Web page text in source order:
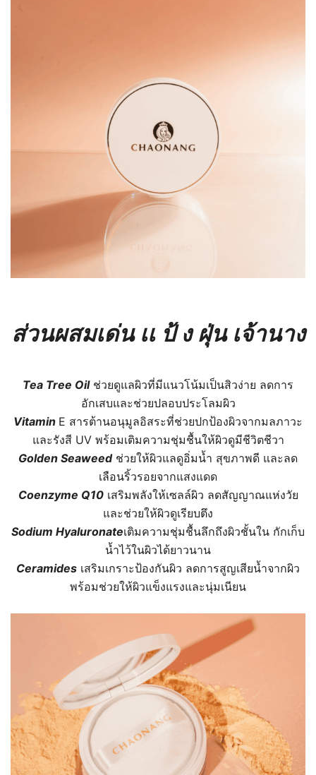
ส่วนผสมเด่น เเ ป้ ง ฝุ่น เจ้านาง
Tea Tree Oilช่วยดูแลผิวที่มีแนวโน้มเป็นสิวง่าย ลดการ
อักเสบและช่วยปลอบประโลมผิว
Vitamin E สารต้านอนุมูลอิสระที่ช่วยปกป้องผิวจากมลภาวะ
และรังสี UV พร้อมเติมความชุ่มชื้นให้ผิวดูมีชีวิตชีวา
Golden Seaweedช่วยให้ผิวแลดูอิ่มน้ำ สุขภาพดี และลด
เลือนริ้วรอยจากแสงแดด
Coenzyme Q10เสริมพลังให้เซลล์ผิว ลดสัญญาณแห่งวัย
และช่วยให้ผิวดูเรียบตึง
Sodium Hyaluronateเติมความชุ่มชื้นลึกถึงผิวชั้นใน กักเก็บ
น้ำไว้ในผิวได้ยาวนาน
Ceramides เสริมเกราะป้องกันผิว ลดการสูญเสียน้ำจากผิว
พร้อมช่วยให้ผิวแข็งแรงและนุ่มเนียน